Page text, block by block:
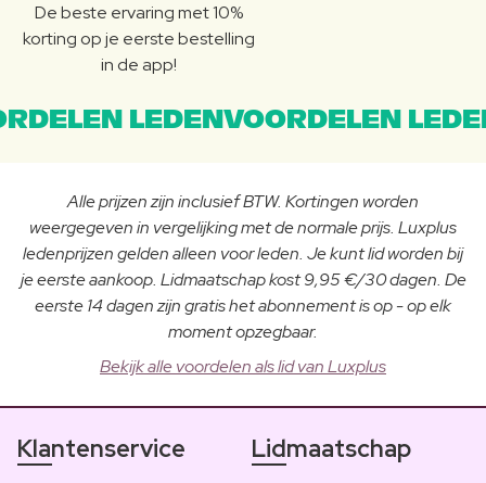
De beste ervaring met 10%
korting op je eerste bestelling
in de app!
LEDENVOORDELEN
Alle prijzen zijn inclusief BTW. Kortingen worden
weergegeven in vergelijking met de normale prijs. Luxplus
ledenprijzen gelden alleen voor leden. Je kunt lid worden bij
je eerste aankoop. Lidmaatschap kost 9,95 €/30 dagen. De
eerste 14 dagen zijn gratis het abonnement is op - op elk
moment opzegbaar.
Bekijk alle voordelen als lid van Luxplus
Klantenservice Lidmaatschap